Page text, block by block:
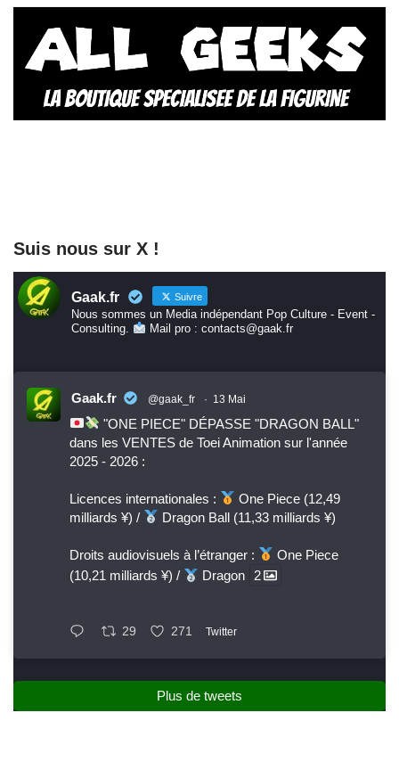
Suis nous sur X !
Gaak.fr Suivre
Nous sommes un Media indépendant Pop Culture - Event -
Consulting.
Mail pro : contacts@gaak.fr
Gaak.fr @gaak_fr · 13 Mai
"ONE PIECE" DÉPASSE "DRAGON BALL"
dans les VENTES de Toei Animation sur l'année
2025 - 2026 :
Licences internationales :
One Piece (12,49
milliards ¥) /
Dragon Ball (11,33 milliards ¥)
Droits audiovisuels à l’étranger :
One Piece
(10,21 milliards ¥) /
Dragon 2
29 271 Twitter
Plus de tweets